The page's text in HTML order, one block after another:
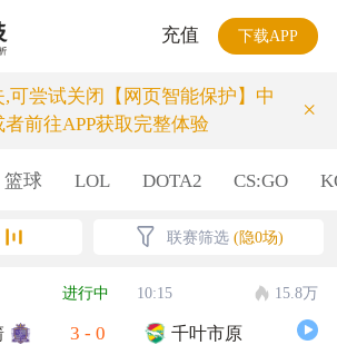
充值 下载APP
可尝试关闭【网页智能保护】中
前往APP获取完整体验
×
篮球 LOL DOTA2 CS:GO
联赛筛选 (隐0场)
进行中 10:15 15.8万
3 - 0 千叶市原